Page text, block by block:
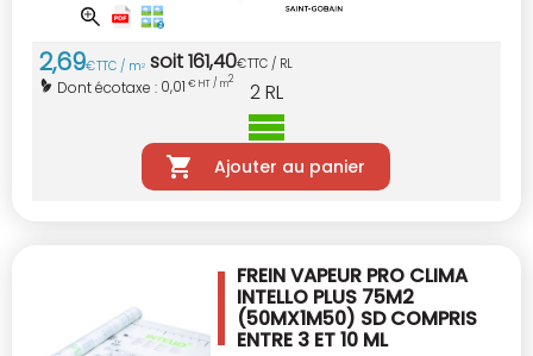
2,69€TTC / m2 soit161,40€TTC / RL
Dont écotaxe : 0,01 € HT / m2 2RL
Ajouter au panier
FREIN VAPEUR PRO CLIMA
INTELLO PLUS 75M2
(50MX1M50) SD COMPRIS
ENTRE 3 ET 10 ML